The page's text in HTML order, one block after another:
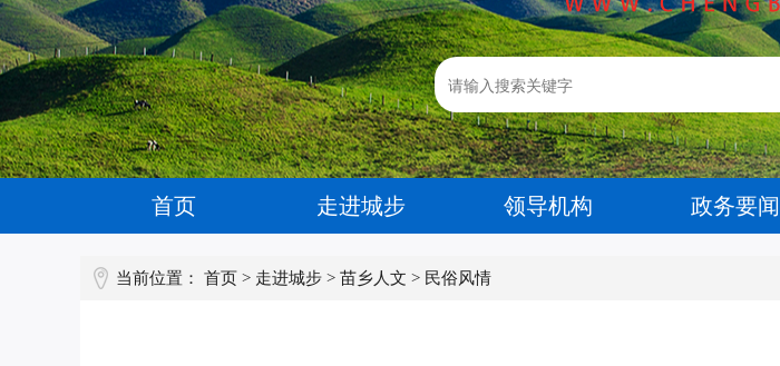
首页 走进城步 领导机构 政务要闻
当前位置： 首页 > 走进城步 > 苗乡人文 > 民俗风情